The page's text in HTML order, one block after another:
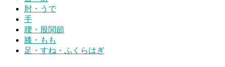
肘・うで
手
腰・股関節
膝・もも
足・すね・ふくらはぎ